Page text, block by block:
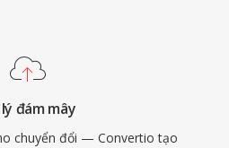
đám mây
chuyển đổi — Convertio tạo